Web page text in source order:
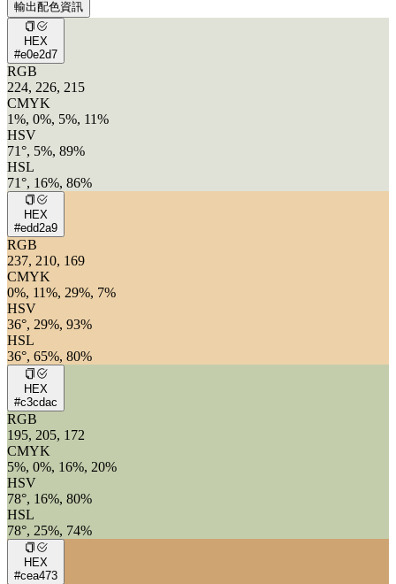
輸出配色資訊
HEX
#e0e2d7
RGB
224, 226, 215
CMYK
1%, 0%, 5%, 11%
HSV
71°, 5%, 89%
HSL
71°, 16%, 86%
HEX
#edd2a9
RGB
237, 210, 169
CMYK
0%, 11%, 29%, 7%
HSV
36°, 29%, 93%
HSL
36°, 65%, 80%
HEX
#c3cdac
RGB
195, 205, 172
CMYK
5%, 0%, 16%, 20%
HSV
78°, 16%, 80%
HSL
78°, 25%, 74%
HEX
#cea473